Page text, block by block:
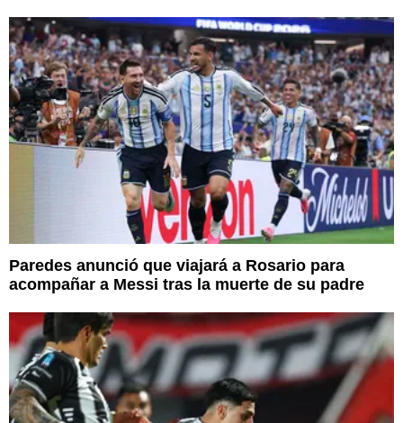
Paredes anunció que viajará a Rosario para
acompañar a Messi tras la muerte de su padre